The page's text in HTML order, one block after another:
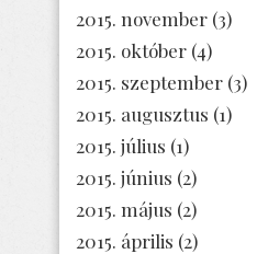
2015. november (3)
2015. október (4)
2015. szeptember (3)
2015. augusztus (1)
2015. július (1)
2015. június (2)
2015. május (2)
2015. április (2)